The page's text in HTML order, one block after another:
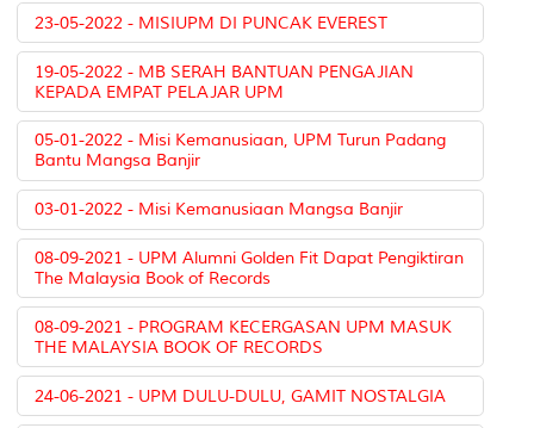
23-05-2022 - MISIUPM DI PUNCAK EVEREST
19-05-2022 - MB SERAH BANTUAN PENGAJIAN
KEPADA EMPAT PELAJAR UPM
05-01-2022 - Misi Kemanusiaan, UPM Turun Padang
Bantu Mangsa Banjir
03-01-2022 - Misi Kemanusiaan Mangsa Banjir
08-09-2021 - UPM Alumni Golden Fit Dapat Pengiktiran
The Malaysia Book of Records
08-09-2021 - PROGRAM KECERGASAN UPM MASUK
THE MALAYSIA BOOK OF RECORDS
24-06-2021 - UPM DULU-DULU, GAMIT NOSTALGIA